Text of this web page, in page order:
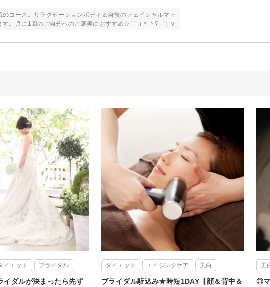
コース。リラグゼーションボディ＆自慢のフェイシャルマッ
す。月に1回のご自分へのご褒美におすすめ☆⌒（＊＾∇゜）v
イエット ブライダル
イダルが決まったら先ず
ダイエット エイジングケア 美白
ブライダル駈込み★時短1DAY【顔＆背中＆
美
◎マ